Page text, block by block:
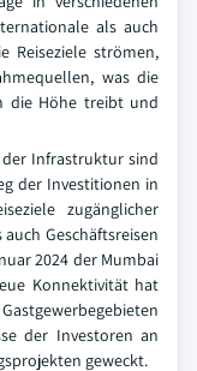
als auch
Reiseziele strömen,
was die
die Höhe treibt und
Infrastruktur sind
der Investitionen in
zugänglicher
Geschäftsreisen
2024 der Mumbai
Konnektivität hat
der Investoren an
geweckt.